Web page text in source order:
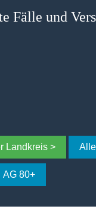
Fälle und
Landkreis >
AG 80+